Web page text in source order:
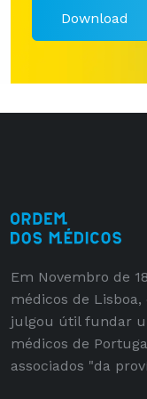
Download
Em Novembro de
médicos de
julgou útil fundar
médicos de
associados "da